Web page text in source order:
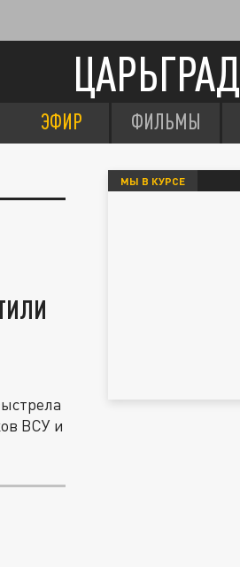
ЦАРЬГРАД
ЭФИР ФИЛЬМЫ
ВСУ и
МЫ В КУРСЕ